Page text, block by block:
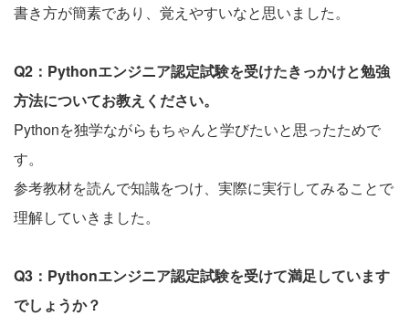
書き方が簡素であり、覚えやすいなと思いました。
Q2：Pythonエンジニア認定試験を受けたきっかけと勉強
方法についてお教えください。
Pythonを独学ながらもちゃんと学びたいと思ったためで
す。
参考教材を読んで知識をつけ、実際に実行してみることで
理解していきました。
Q3：Pythonエンジニア認定試験を受けて満足しています
でしょうか？